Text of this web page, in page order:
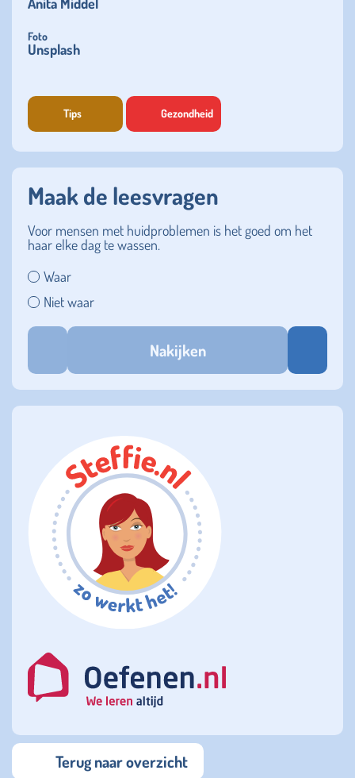
Foto
Unsplash
Tips Gezondheid
Maak de leesvragen
Voor mensen met huidproblemen is het goed om het
haar elke dag te wassen.
Waar
Niet waar
Nakijken
Terug naar overzicht